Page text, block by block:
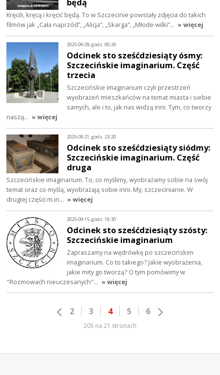
będą
Kręcili, kręcą i kręcić będą. To w Szczecinie powstały zdjęcia do takich
filmów jak „Cała naprzód”, „Alicja”, „Skarga”, „Młode wilki”… » więcej
2025-09-29, godz. 00:29
Odcinek sto sześćdziesiąty ósmy:
Szczecińskie imaginarium. Część
trzecia
Szczecińskie imaginarium czyli przestrzeń
wyobrażeń mieszkańców na temat miasta i siebie
samych, ale i to, jak nas widzą inni. Tym, co tworzy
naszą… » więcej
2025-09-21, godz. 23:20
Odcinek sto sześćdziesiąty siódmy:
Szczecińskie imaginarium. Część
druga
Szczecińskie imaginarium. To, co myślimy, wyobrażamy sobie na swój
temat oraz co myślą, wyobrażają sobie inni. My, szczecinianie. W
drugiej części m.in… » więcej
2025-09-15, godz. 18:30
Odcinek sto sześćdziesiąty szósty:
Szczecińskie imaginarium
Zapraszamy na wędrówkę po szczecińskim
imaginarium. Co to takiego? Jakie wyobrażenia,
jakie mity go tworzą? O tym pomówimy w
"Rozmowach nieuczesanych"… » więcej
2 3 4 5 6
205 na 21 stronach